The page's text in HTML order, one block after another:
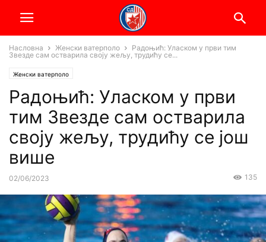
Насловна Женски ватерполо
Радоњић: Уласком у први тим
Звезде сам остварила своју жељу, трудићу се...
Женски ватерполо
Радоњић: Уласком у први
тим Звезде сам остварила
своју жељу, трудићу се још
више
02/06/2023 135